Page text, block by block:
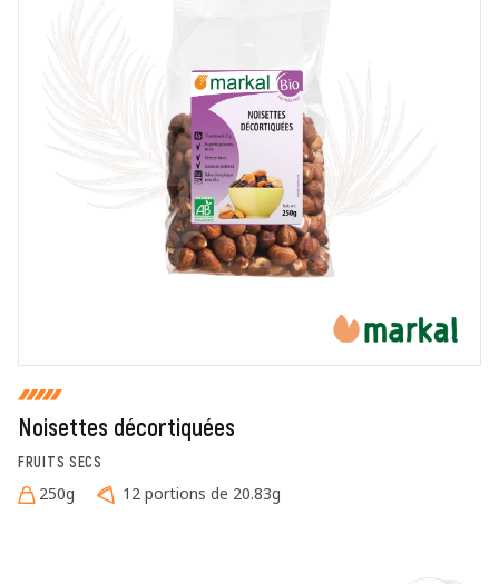
En cochant cette case, je donne mon accord pour que
markal utilise les données saisies dans ce formulaire
pour traiter et afficher le nom saisi, la note et le
commentaire de manière publique sur cette page. Pour
plus d'informations sur le traitement de ces données,
consulter la page des mentions légales. *
Envoyer
Noisettes décortiquées
FRUITS SECS
250g 12 portions de 20.83g